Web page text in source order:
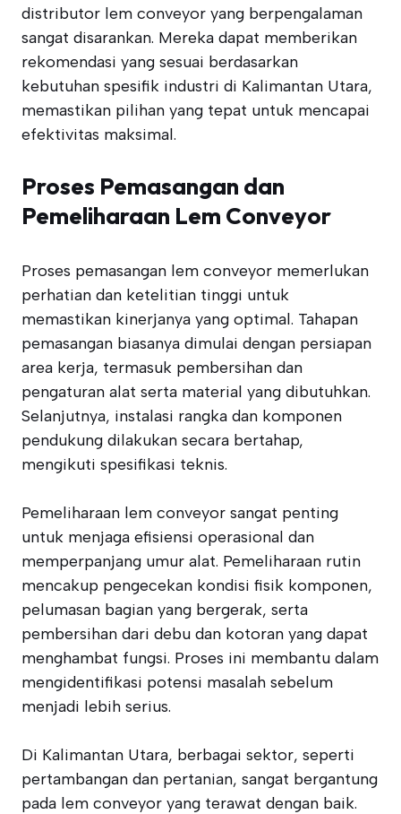
distributor lem conveyor yang berpengalaman
sangat disarankan. Mereka dapat memberikan
rekomendasi yang sesuai berdasarkan
kebutuhan spesifik industri di Kalimantan Utara,
memastikan pilihan yang tepat untuk mencapai
efektivitas maksimal.
Proses Pemasangan dan
Pemeliharaan Lem Conveyor
Proses pemasangan lem conveyor memerlukan
perhatian dan ketelitian tinggi untuk
memastikan kinerjanya yang optimal. Tahapan
pemasangan biasanya dimulai dengan persiapan
area kerja, termasuk pembersihan dan
pengaturan alat serta material yang dibutuhkan.
Selanjutnya, instalasi rangka dan komponen
pendukung dilakukan secara bertahap,
mengikuti spesifikasi teknis.
Pemeliharaan lem conveyor sangat penting
untuk menjaga efisiensi operasional dan
memperpanjang umur alat. Pemeliharaan rutin
mencakup pengecekan kondisi fisik komponen,
pelumasan bagian yang bergerak, serta
pembersihan dari debu dan kotoran yang dapat
menghambat fungsi. Proses ini membantu dalam
mengidentifikasi potensi masalah sebelum
menjadi lebih serius.
Di Kalimantan Utara, berbagai sektor, seperti
pertambangan dan pertanian, sangat bergantung
pada lem conveyor yang terawat dengan baik.